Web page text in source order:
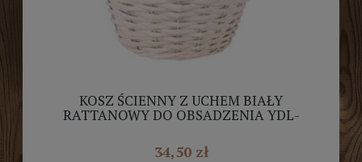
KOSZ ŚCIENNY Z UCHEM BIAŁY
RATTANOWY DO OBSADZENIA YDL-
34,50 zł